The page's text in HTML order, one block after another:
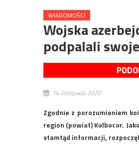
WIADOMOŚCI
Wojska
podpalali
14 listopada 2020
Zgodnie z porozumieniem
region (powiat) Kəlbəcər.
stamtąd informacji,